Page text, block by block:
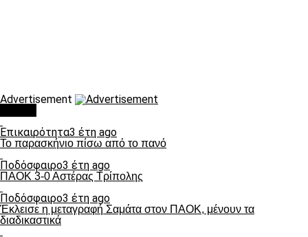
Advertisement
Επικαιρότητα3 έτη ago
Το παρασκήνιο πίσω από το πανό
Ποδόσφαιρο3 έτη ago
ΠΑΟΚ 3-0 Αστέρας Τρίπολης
Ποδόσφαιρο3 έτη ago
Έκλεισε η μεταγραφή Σαμάτα στον ΠΑΟΚ, μένουν τα
διαδικαστικά